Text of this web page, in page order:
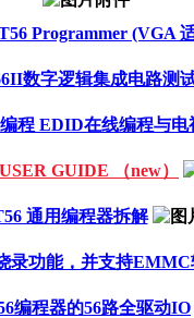
Programmer (VGA
数字逻辑集成电路测
程 EDID在线编程与电
GUIDE （new）
通用编程器拆解
录功能，并支持EMMC
编程器的56路全驱动IO